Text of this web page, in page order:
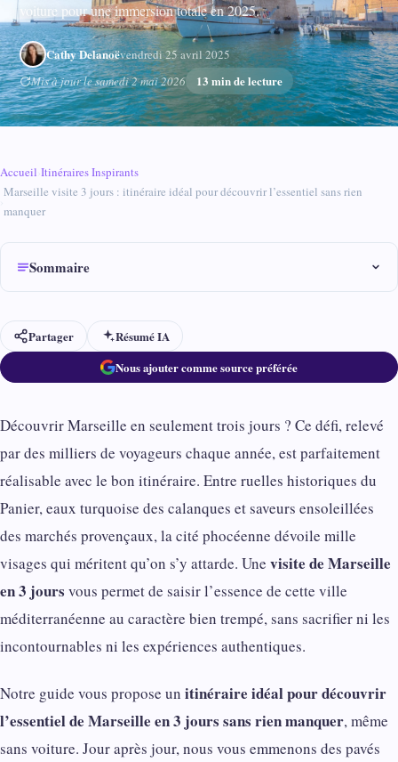
voiture pour une immersion totale en 2025.
Cathy Delanoëvendredi 25 avril 2025
Mis à jour le samedi 2 mai 2026
13 min de lecture
Accueil Itinéraires Inspirants
Marseille visite 3 jours : itinéraire idéal pour découvrir l’essentiel sans rien
manquer
Sommaire
Partager
Résumé IA
Nous ajouter comme source préférée
Découvrir Marseille en seulement trois jours ? Ce défi, relevé
par des milliers de voyageurs chaque année, est parfaitement
réalisable avec le bon itinéraire. Entre ruelles historiques du
Panier, eaux turquoise des calanques et saveurs ensoleillées
des marchés provençaux, la cité phocéenne dévoile mille
visages qui méritent qu’on s’y attarde. Une visite de Marseille
en 3 jours vous permet de saisir l’essence de cette ville
méditerranéenne au caractère bien trempé, sans sacrifier ni les
incontournables ni les expériences authentiques.
Notre guide vous propose un itinéraire idéal pour découvrir
l’essentiel de Marseille en 3 jours sans rien manquer, même
sans voiture. Jour après jour, nous vous emmenons des pavés